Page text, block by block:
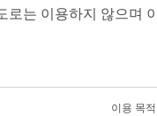
는 이용하지 않으며
이용 목적